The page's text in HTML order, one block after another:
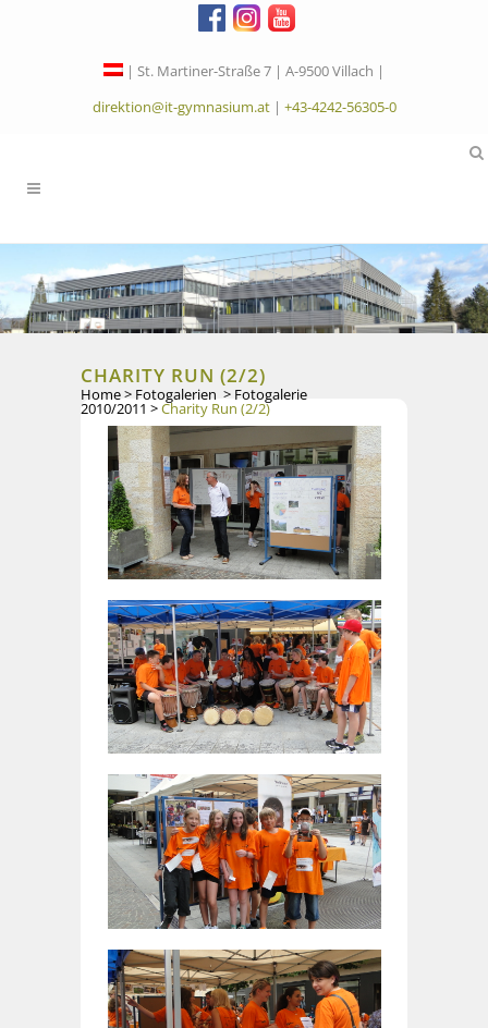
| St. Martiner-Straße 7 | A-9500 Villach |
direktion@it-gymnasium.at| +43-4242-56305-0
CHARITY RUN (2/2)
Home> Fotogalerien > Fotogalerie
2010/2011 >Charity Run (2/2)